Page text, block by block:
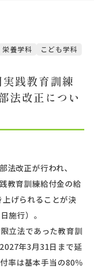
栄養学科
こども学科
実践教育訓練
法改正につい
法改正が行われ、
教育訓練給付金の給
げられることが決
施行）。
立法であった教育訓
年3月31日まで延
率は基本手当の80％